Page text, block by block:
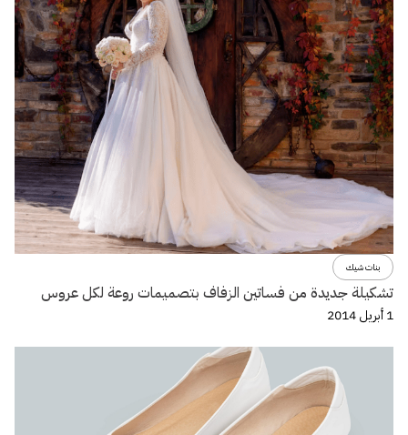
بنات شيك
تشكيلة جديدة من فساتين الزفاف بتصميمات روعة لكل عروس
1 أبريل 2014